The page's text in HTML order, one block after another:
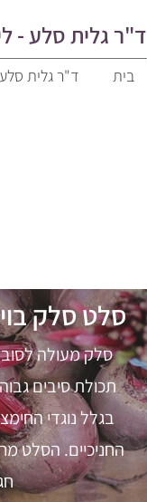
ד"ר גלית סלע -
בית ד"ר גלית סלע
סלט סלק
סלק מעולה
תכולת סיבים
בגלל נוגדי
החניכיים. הסלט